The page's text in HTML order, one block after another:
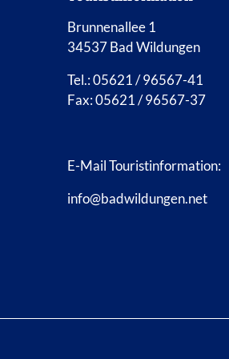
Brunnenallee 1
34537 Bad Wildungen
Tel.: 05621 / 96567-41
Fax: 05621 / 96567-37
E-Mail Touristinformation:
info@badwildungen.net